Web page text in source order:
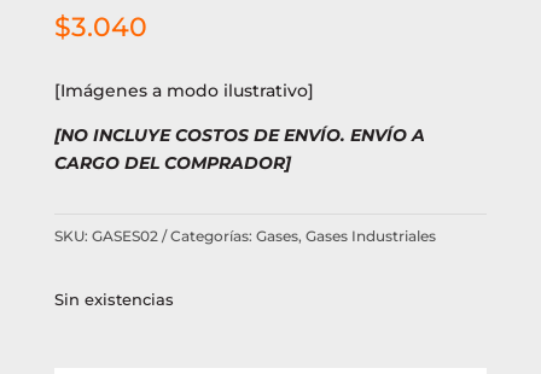
$3.040
[Imágenes a modo ilustrativo]
[NO INCLUYE COSTOS DE ENVÍO. ENVÍO A
CARGO DEL COMPRADOR]
SKU: GASES02 Categorías: Gases, Gases Industriales
Sin existencias